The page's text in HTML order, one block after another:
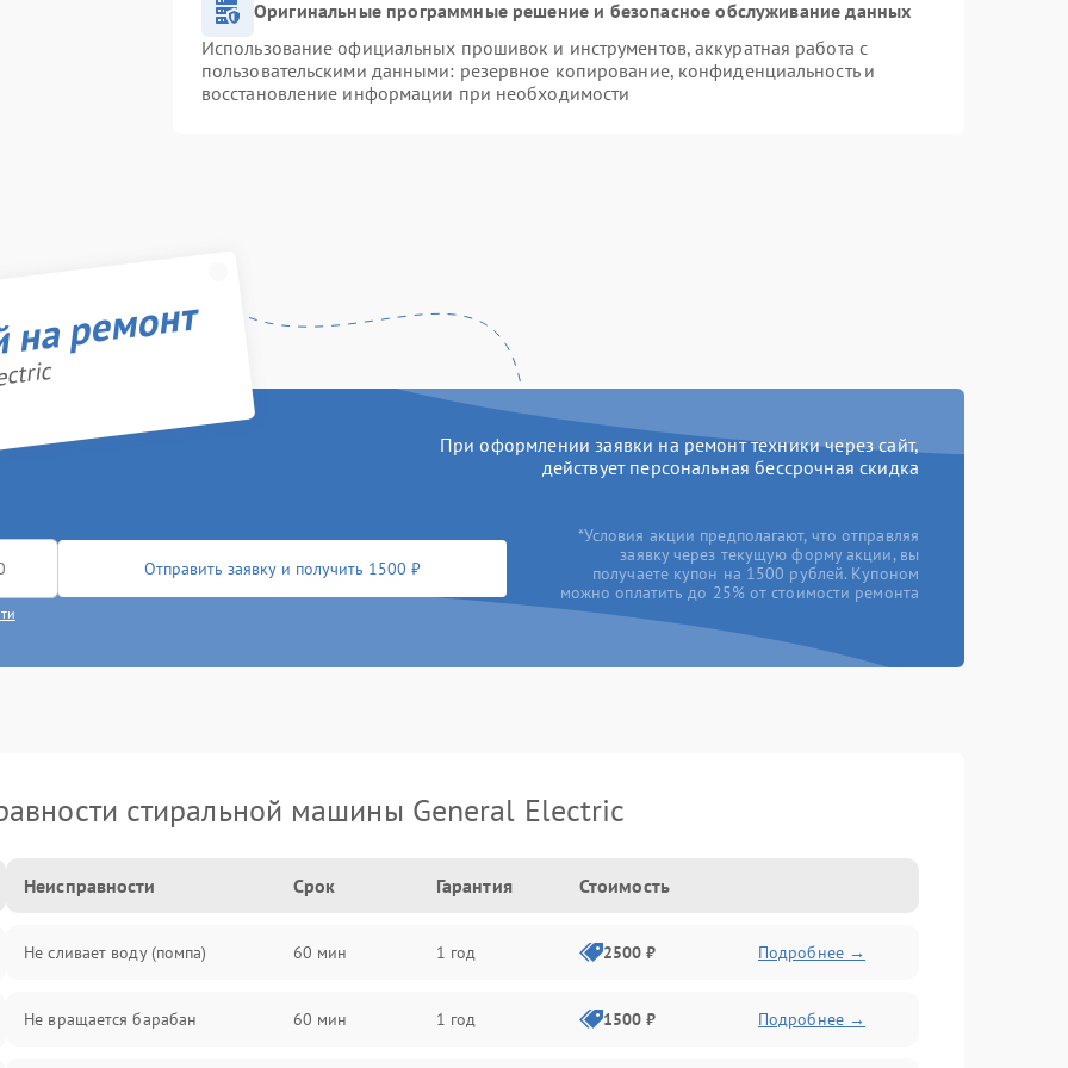
Оригинальные программные решение и безопасное обслуживание данных
Использование официальных прошивок и инструментов, аккуратная работа с
пользовательскими данными: резервное копирование, конфиденциальность и
восстановление информации при необходимости
ремонт
При оформлении заявки на ремонт техники через сайт,
действует персональная бессрочная скидка
Отправить заявку и получить 1500 ₽
*Условия акции предполагают, что отправляя
заявку через текущую форму акции, вы
получаете купон на 1500 рублей. Купоном
можно оплатить до 25% от стоимости ремонта
стиральной машины General Electric
Неисправности Срок Гарантия Стоимость
Не сливает воду (помпа) 60 мин 1 год 2500 ₽ Подробнее →
Не вращается барабан 60 мин 1 год 1500 ₽ Подробнее →